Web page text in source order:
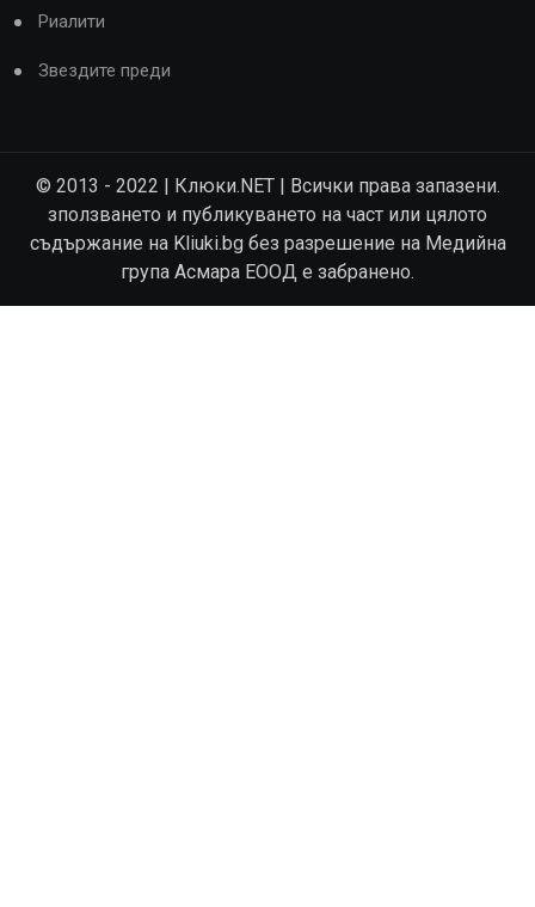
Риалити
Звездите преди
© 2013 - 2022 | Клюки.NET | Всички права запазени.
зползването и публикуването на част или цялото
съдържание на Kliuki.bg без разрешение на Медийна
група Асмара ЕООД е забранено.